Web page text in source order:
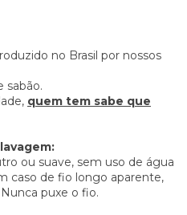
no Brasil por nossos
sabão.
quem tem sabe que
ou suave, sem uso de água
caso de fio longo aparente,
puxe o fio.